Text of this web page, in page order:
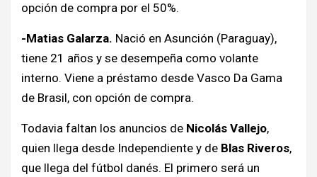
opción de compra por el 50%.
-Matias Galarza. Nació en Asunción (Paraguay),
tiene 21 años y se desempeña como volante
interno. Viene a préstamo desde Vasco Da Gama
de Brasil, con opción de compra.
Todavia faltan los anuncios de Nicolás Vallejo,
quien llega desde Independiente y de Blas Riveros,
que llega del fútbol danés. El primero será un